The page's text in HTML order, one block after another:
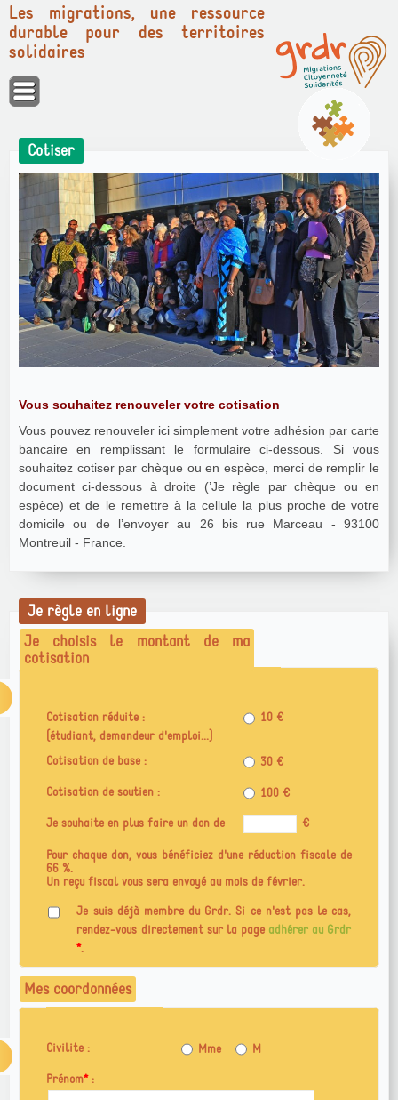
Panneau de gestion des cookies
Les migrations, une ressource
durable pour des territoires
solidaires
Cotiser
Vous souhaitez renouveler votre cotisation
Vous pouvez renouveler ici simplement votre adhésion par carte
bancaire en remplissant le formulaire ci-dessous. Si vous
souhaitez cotiser par chèque ou en espèce, merci de remplir le
document ci-dessous à droite (’Je règle par chèque ou en
espèce) et de le remettre à la cellule la plus proche de votre
domicile ou de l’envoyer au 26 bis rue Marceau - 93100
Montreuil - France.
Je règle en ligne
Je choisis le montant de ma
cotisation
Cotisation réduite :
(étudiant, demandeur d'emploi...)
10 €
Cotisation de base :
30 €
Cotisation de soutien :
100 €
Je souhaite en plus faire un don de
€
Pour chaque don, vous bénéficiez d'une réduction fiscale de
66 %.
Un reçu fiscal vous sera envoyé au mois de février.
Je suis déjà membre du Grdr. Si ce n'est pas le cas,
rendez-vous directement sur la page adhérer au Grdr
*.
Mes coordonnées
Civilite : Mme
M
Prénom*: